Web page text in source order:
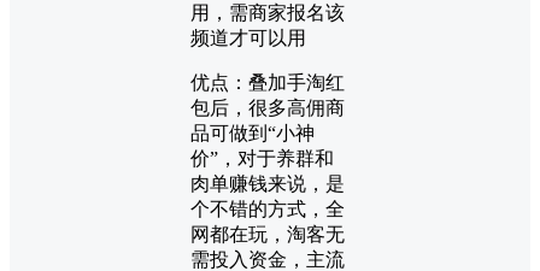
用，需商家报名该
频道才可以用
优点：叠加手淘红
包后，很多高佣商
品可做到“小神
价”，对于养群和
肉单赚钱来说，是
个不错的方式，全
网都在玩，淘客无
需投入资金，主流